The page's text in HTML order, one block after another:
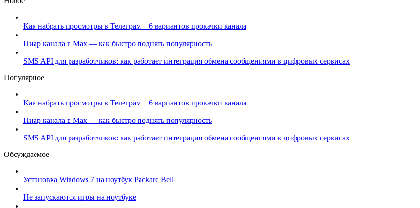
Как набрать просмотры в Телеграм – 6 вариантов прокачки канала
Пиар канала в Max — как быстро поднять популярность
SMS API для разработчиков: как работает интеграция обмена сообщениями в цифровых сервисах
Популярное
Как набрать просмотры в Телеграм – 6 вариантов прокачки канала
Пиар канала в Max — как быстро поднять популярность
SMS API для разработчиков: как работает интеграция обмена сообщениями в цифровых сервисах
Обсуждаемое
Установка Windows 7 на ноутбук Packard Bell
Не запускаются игры на ноутбуке